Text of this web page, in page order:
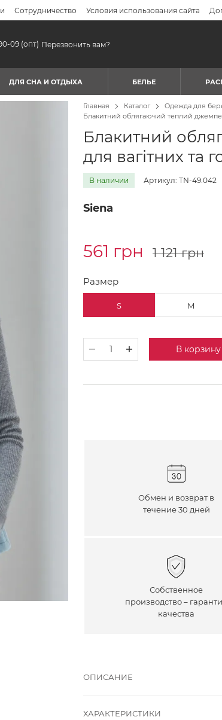
Сотрудничество Условия использования сайта
09 (опт) Перезвонить вам?
ДЛЯ СНА И ОТДЫХА БЕЛЬЕ
Главная Каталог Одежда для
Блакитний облягаючий теплий
Блакитний
для вагітних та
В наличии Артикул: TN-49.042
Siena
561 грн 1 121 грн
Размер
S M
В корзину
Обмен и возврат в
течение 30 дней
Собственное
производство –
качества
ОПИСАНИЕ
ХАРАКТЕРИСТИКИ